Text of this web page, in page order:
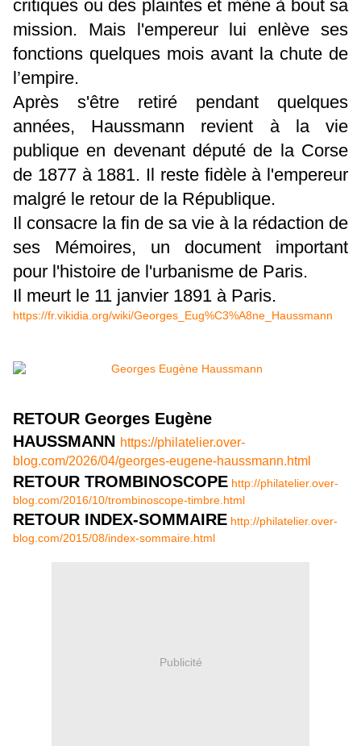
critiques ou des plaintes et mène à bout sa
mission. Mais l'empereur lui enlève ses
fonctions quelques mois avant la chute de
l’empire.
Après s'être retiré pendant quelques
années, Haussmann revient à la vie
publique en devenant député de la Corse
de 1877 à 1881. Il reste fidèle à l'empereur
malgré le retour de la République.
Il consacre la fin de sa vie à la rédaction de
ses Mémoires, un document important
pour l'histoire de l'urbanisme de Paris.
Il meurt le 11 janvier 1891 à Paris.
https://fr.vikidia.org/wiki/Georges_Eug%C3%A8ne_Haussmann
RETOUR Georges Eugène
HAUSSMANN https://philatelier.over-
blog.com/2026/04/georges-eugene-haussmann.html
RETOUR TROMBINOSCOPE http://philatelier.over-
blog.com/2016/10/trombinoscope-timbre.html
RETOUR INDEX-SOMMAIRE http://philatelier.over-
blog.com/2015/08/index-sommaire.html
Publicité